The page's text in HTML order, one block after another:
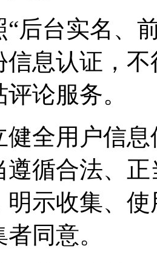
“后台实名、
信息认证，
论服务。
健全用户信
遵循合法、
明示收集、
同意。